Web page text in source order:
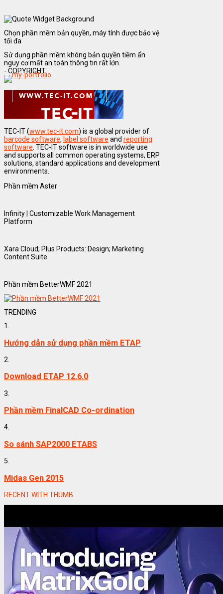
Chọn phần mềm bản quyền, máy tính được bảo vệ
tối đa
Sử dụng phần mềm không bản quyền tiềm ẩn
nguy cơ mất an toàn thông tin rất lớn.
- COPYRIGHT
TEC-IT (www.tec-it.com) is a global provider of
barcode software, label software and reporting
software . TEC-IT software is in worldwide use
and supports all common operating systems, ERP
solutions, standard applications and development
environments.
Phần mềm Aster
Infinity | Customizable Work Management
Platform
Xara Cloud; Plus Products: Design; Marketing
Content Suite
Phần mềm BetterWMF 2021
TRENDING
1.
Hướng dẫn sử dụng phần mềm ETAP
2.
Download ETAP 12.6.0
3.
Phần mềm FinalCAD Co-ordination
4.
So sánh SAP2000 ETABS
5.
Midas Gen 2015
RECENT WITH THUMB